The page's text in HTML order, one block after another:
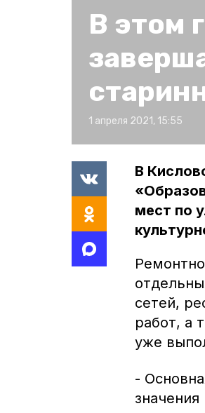
В этом
1 апреля 2021, 15:55
В
мест по
сетей,
работ, а
уже
-